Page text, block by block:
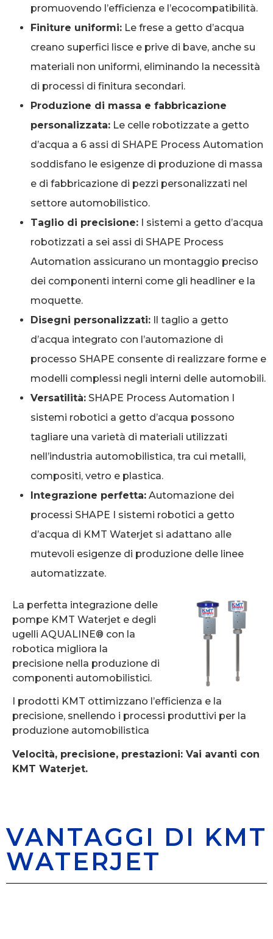
La perfetta integrazione delle
pompe KMT Waterjet e degli
ugelli AQUALINE® con la
robotica migliora la
precisione nella produzione di
componenti automobilistici.
I prodotti KMT ottimizzano l’efficienza e la
precisione, snellendo i processi produttivi per la
produzione automobilistica
Velocità, precisione, prestazioni: Vai avanti con
KMT Waterjet.
promuovendo l’efficienza e l’ecocompatibilità.
Finiture uniformi: Le frese a getto d’acqua
creano superfici lisce e prive di bave, anche su
materiali non uniformi, eliminando la necessità
di processi di finitura secondari.
Produzione di massa e fabbricazione
personalizzata: Le celle robotizzate a getto
d’acqua a 6 assi di SHAPE Process Automation
soddisfano le esigenze di produzione di massa
e di fabbricazione di pezzi personalizzati nel
settore automobilistico.
Taglio di precisione: I sistemi a getto d’acqua
robotizzati a sei assi di SHAPE Process
Automation assicurano un montaggio preciso
dei componenti interni come gli headliner e la
moquette.
Disegni personalizzati: Il taglio a getto
d’acqua integrato con l’automazione di
processo SHAPE consente di realizzare forme e
modelli complessi negli interni delle automobili.
Versatilità: SHAPE Process Automation I
sistemi robotici a getto d’acqua possono
tagliare una varietà di materiali utilizzati
nell’industria automobilistica, tra cui metalli,
compositi, vetro e plastica.
Integrazione perfetta: Automazione dei
processi SHAPE I sistemi robotici a getto
d’acqua di KMT Waterjet si adattano alle
mutevoli esigenze di produzione delle linee
automatizzate.
VANTAGGI DI KMT
WATERJET